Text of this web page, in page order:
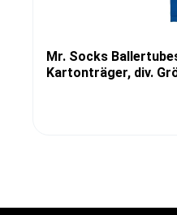
Mr. Socks
Kartonträger, div.